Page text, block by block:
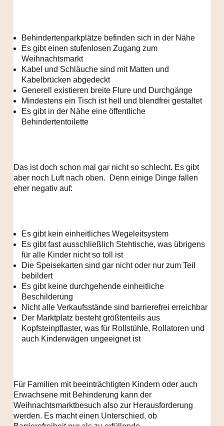
Behindertenparkplätze befinden sich in der Nähe
Es gibt einen stufenlosen Zugang zum
Weihnachtsmarkt
Kabel und Schläuche sind mit Matten und
Kabelbrücken abgedeckt
Generell existieren breite Flure und Durchgänge
Mindestens ein Tisch ist hell und blendfrei gestaltet
Es gibt in der Nähe eine öffentliche
Behindertentoilette
Das ist doch schon mal gar nicht so schlecht. Es gibt
aber noch Luft nach oben. Denn einige Dinge fallen
eher negativ auf:
Es gibt kein einheitliches Wegeleitsystem
Es gibt fast ausschließlich Stehtische, was übrigens
für alle Kinder nicht so toll ist
Die Speisekarten sind gar nicht oder nur zum Teil
bebildert
Es gibt keine durchgehende einheitliche
Beschilderung
Nicht alle Verkaufsstände sind barrierefrei erreichbar
Der Marktplatz besteht größtenteils aus
Kopfsteinpflaster, was für Rollstühle, Rollatoren und
auch Kinderwägen ungeeignet ist
Für Familien mit beeinträchtigten Kindern oder auch
Erwachsene mit Behinderung kann der
Weihnachtsmarktbesuch also zur Herausforderung
werden. Es macht einen Unterschied, ob